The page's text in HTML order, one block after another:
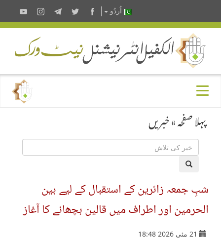
اُردُو
پہلا صفحہ»خبریں
شبِ جمعہ زائرین کے استقبال کے لیے بین
الحرمین اور اطراف میں قالین بچھانے کا آغاز
21 مئی 2026 18:48